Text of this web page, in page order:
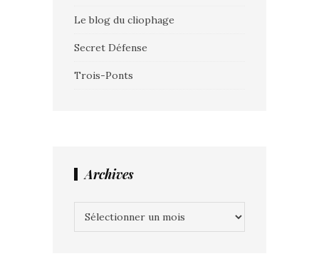
Le blog du cliophage
Secret Défense
Trois-Ponts
Archives